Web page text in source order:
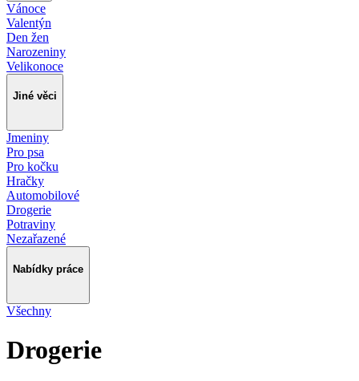
Vánoce
Valentýn
Den žen
Narozeniny
Velikonoce
Jiné věci
Jmeniny
Pro psa
Pro kočku
Hračky
Automobilové
Drogerie
Potraviny
Nezařazené
Nabídky práce
Všechny
Drogerie